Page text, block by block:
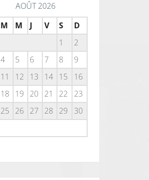
AOÛT 2026
M M J V S
D
1
2
4 5 6 7 8
9
11 12 13 14 15
16
18 19 20 21 22
23
25 26 27 28 29
30